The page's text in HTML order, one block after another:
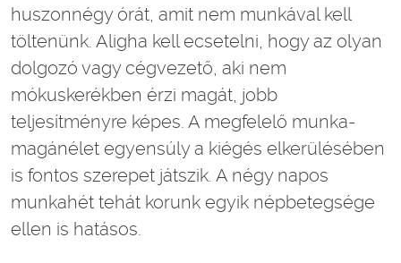
huszonnégy órát, amit nem munkával kell
töltenünk. Aligha kell ecsetelni, hogy az olyan
dolgozó vagy cégvezető, aki nem
mókuskerékben érzi magát, jobb
teljesítményre képes. A megfelelő munka-
magánélet egyensúly a kiégés elkerülésében
is fontos szerepet játszik. A négy napos
munkahét tehát korunk egyik népbetegsége
ellen is hatásos.